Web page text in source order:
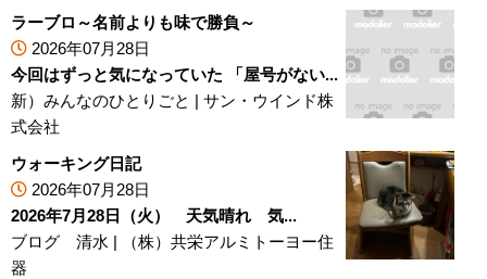
ラーブロ～名前よりも味で勝負～
2026年07月28日
今回はずっと気になっていた 「屋号がない...
新）みんなのひとりごと | サン・ウインド株
式会社
ウォーキング日記
2026年07月28日
2026年7月28日（火） 天気晴れ 気...
ブログ 清水 |
（株）共栄アルミトーヨー住
器